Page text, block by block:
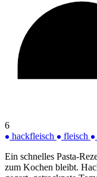
6
hackfleisch
fleisch
Ein schnelles Pasta-
zum Kochen bleibt.